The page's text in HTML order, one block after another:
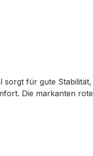
sorgt für gute
Die markanten